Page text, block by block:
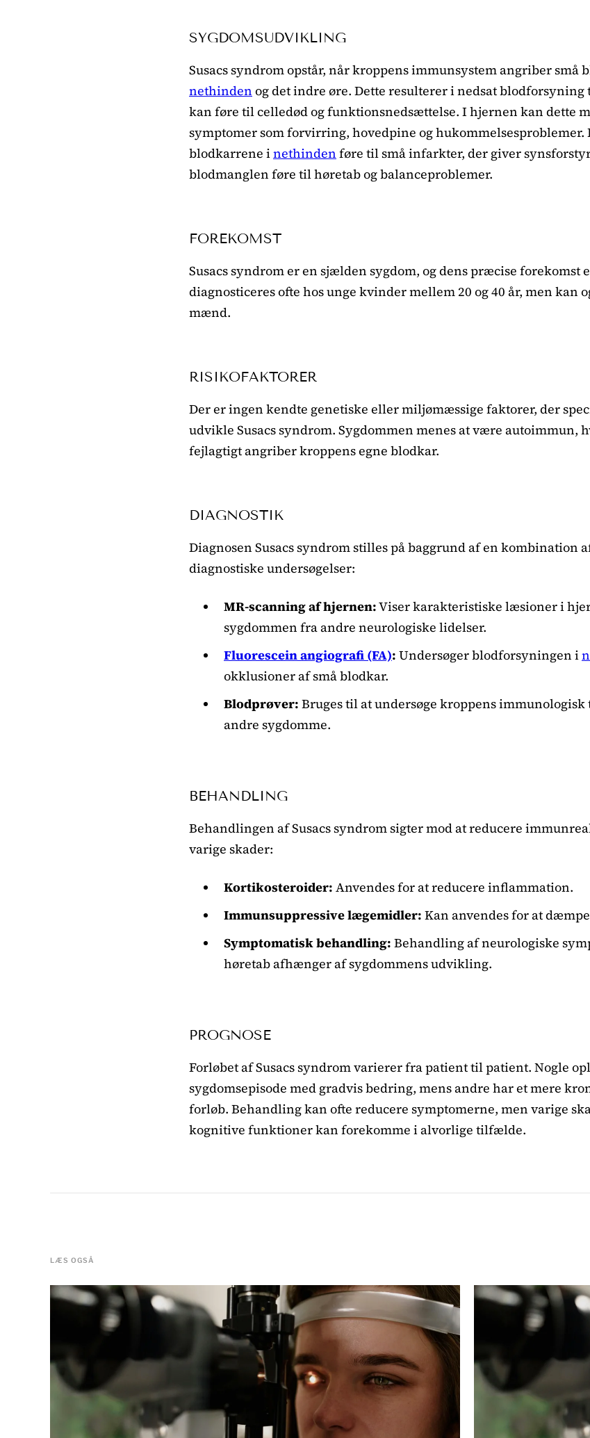
SYGDOMSUDVIKLING
Susacs syndrom opstår, når kroppens immunsystem angriber små
nethinden og det indre øre. Dette resulterer i nedsat
kan føre til celledød og funktionsnedsættelse. I hjernen kan dette
symptomer som forvirring, hovedpine og hukommelsesproblemer.
blodkarrene inethinden føre til små infarkter, der giver
blodmanglen føre til høretab og balanceproblemer.
FOREKOMST
Susacs syndrom er en sjælden sygdom, og dens præcise forekomst
diagnosticeres ofte hos unge kvinder mellem 20 og 40 år, men kan
mænd.
RISIKOFAKTORER
Der er ingen kendte genetiske eller miljømæssige faktorer, der
udvikle Susacs syndrom. Sygdommen menes at være autoimmun,
fejlagtigt angriber kroppens egne blodkar.
DIAGNOSTIK
Diagnosen Susacs syndrom stilles på baggrund af en kombination
diagnostiske undersøgelser:
MR-scanning af hjernen:Viser karakteristiske læsioner i
sygdommen fra andre neurologiske lidelser.
Fluorescein angiografi (FA): Undersøger blodforsyningen i
okklusioner af små blodkar.
Blodprøver: Bruges til at undersøge kroppens
andre sygdomme.
BEHANDLING
Behandlingen af Susacs syndrom sigter mod at reducere
varige skader:
Kortikosteroider: Anvendes for at reducere inflammation.
Immunsuppressive lægemidler: Kan anvendes for at
Symptomatisk behandling: Behandling af neurologiske
høretab afhænger af sygdommens udvikling.
PROGNOSE
Forløbet af Susacs syndrom varierer fra patient til patient. Nogle
sygdomsepisode med gradvis bedring, mens andre har et mere
forløb. Behandling kan ofte reducere symptomerne, men varige
kognitive funktioner kan forekomme i alvorlige tilfælde.
LÆS OGSÅ